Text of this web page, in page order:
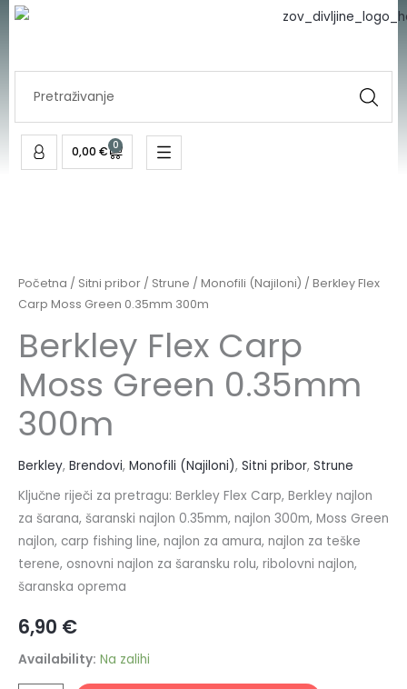
Skip
0,00 € 0
Cart
Početna / Sitni pribor / Strune / Monofili (Najiloni) / Berkley Flex
Carp Moss Green 0.35mm 300m
Berkley Flex Carp
Moss Green 0.35mm
300m
Berkley, Brendovi, Monofili (Najiloni), Sitni pribor, Strune
Ključne riječi za pretragu: Berkley Flex Carp, Berkley najlon
za šarana, šaranski najlon 0.35mm, najlon 300m, Moss Green
najlon, carp fishing line, najlon za amura, najlon za teške
terene, osnovni najlon za šaransku rolu, ribolovni najlon,
šaranska oprema
6,90 €
Availability: Na zalihi
Carp
Moss
0.35mm
300m
količina
Moss
0.35mm
300m